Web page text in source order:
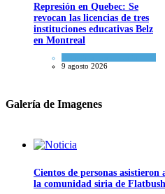
Represión en Quebec: Se
revocan las licencias de tres
instituciones educativas Belz
en Montreal
9 agosto 2026
Galería de Imagenes
Cientos de personas asistieron
la comunidad siria de Flatbush